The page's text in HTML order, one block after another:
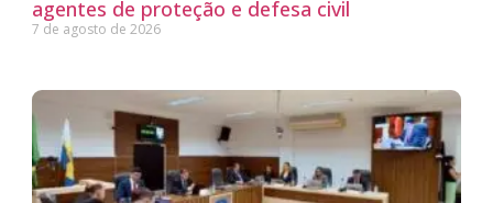
agentes de proteção e defesa civil
7 de agosto de 2026